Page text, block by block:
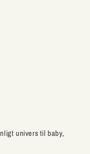
univers til baby,